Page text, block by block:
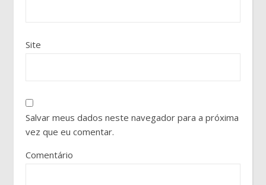
Site
Salvar meus dados neste navegador para a próxima
vez que eu comentar.
Comentário